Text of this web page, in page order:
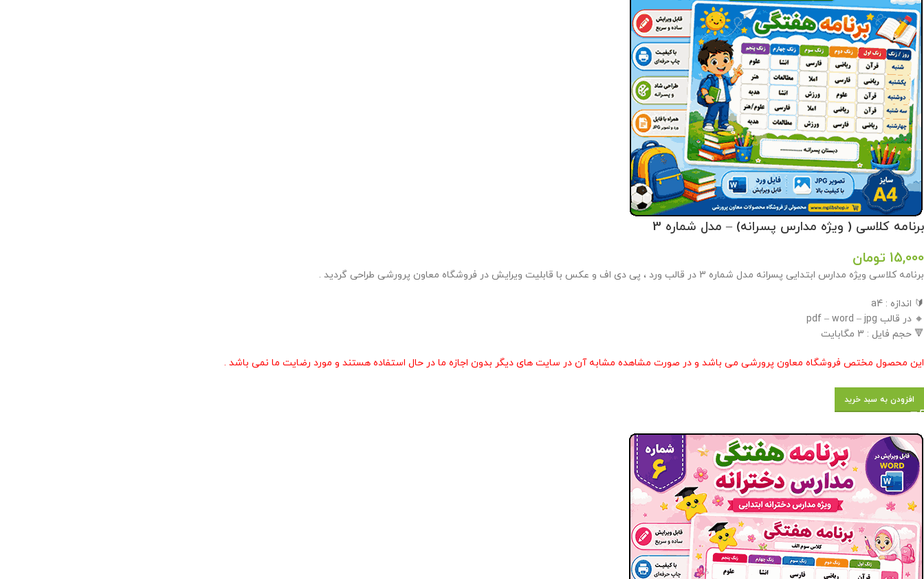
برنامه کلاسی ( ویژه مدارس پسرانه) – مدل شماره 3
15,000 تومان
برنامه کلاسی ویژه مدارس ابتدایی پسرانه مدل شماره 3 در قالب ورد ، پی دی اف و عکس با قابلیت ویرایش در فروشگاه معاون پرورشی طراحی گردید .
🔰 اندازه : a4
🔸 در قالب pdf – word – jpg
🔻 حجم فایل : 3 مگابایت
این محصول مختص فروشگاه معاون پرورشی می باشد و در صورت مشاهده مشابه آن در سایت های دیگر بدون اجازه ما در حال استفاده هستند و مورد رضایت ما نمی باشد .
افزودن به سبد خرید